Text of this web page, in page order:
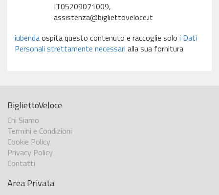
IT05209071009,
assistenza@bigliettoveloce.it
iubendaospita questo contenuto e raccoglie solo i Dati
Personali strettamente necessari alla sua fornitura
BigliettoVeloce
Chi Siamo
Termini e Condizioni
Cookie Policy
Privacy Policy
Contatti
Area Privata